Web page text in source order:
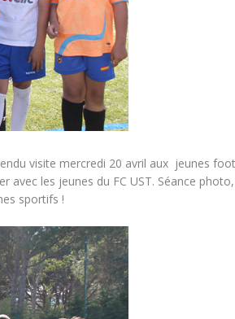
visite mercredi 20 avril aux jeunes
avec les jeunes du FC UST. Séance
sportifs !